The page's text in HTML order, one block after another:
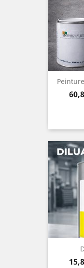
Prix
Prix